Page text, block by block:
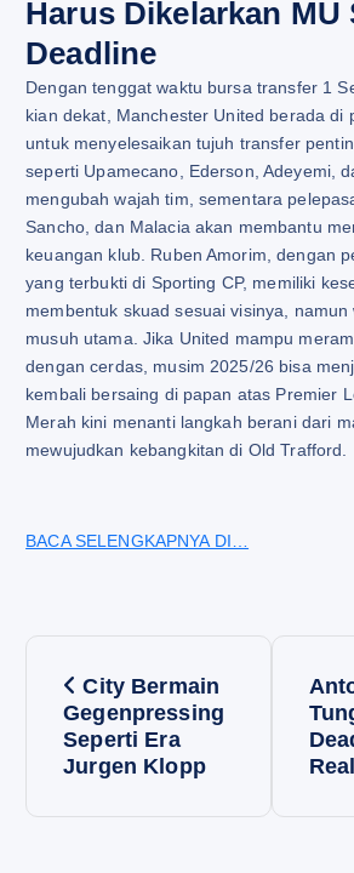
Harus Dikelarkan MU
Deadline
Dengan tenggat waktu bursa transfer 1
kian dekat, Manchester United berada di
untuk menyelesaikan tujuh transfer
seperti Upamecano, Ederson, Adeyemi,
mengubah wajah tim, sementara
Sancho, dan Malacia akan membantu
keuangan klub. Ruben Amorim, dengan
yang terbukti di Sporting CP, memiliki
membentuk skuad sesuai visinya, namun
musuh utama. Jika United mampu
dengan cerdas, musim 2025/26 bisa
kembali bersaing di papan atas Premier
Merah kini menanti langkah berani dari
mewujudkan kebangkitan di Old Trafford.
BACA SELENGKAPNYA DI…
City Bermain
Gegenpressing
Seperti Era
Jurgen Klopp